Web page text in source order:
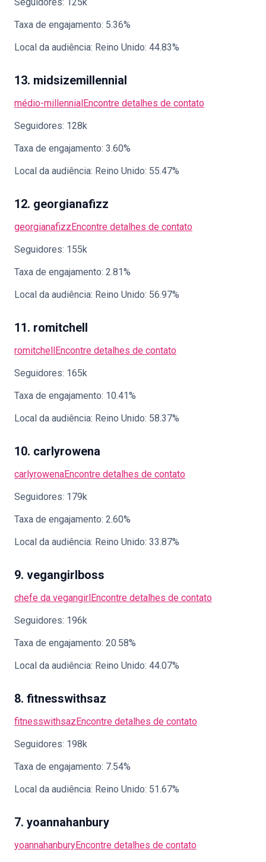
Taxa de engajamento: 5.36%
Local da audiência: Reino Unido: 44.83%
13. midsizemillennial
médio-millennialEncontre detalhes de contato
Seguidores: 128k
Taxa de engajamento: 3.60%
Local da audiência: Reino Unido: 55.47%
12. georgianafizz
georgianafizzEncontre detalhes de contato
Seguidores: 155k
Taxa de engajamento: 2.81%
Local da audiência: Reino Unido: 56.97%
11. romitchell
romitchellEncontre detalhes de contato
Seguidores: 165k
Taxa de engajamento: 10.41%
Local da audiência: Reino Unido: 58.37%
10. carlyrowena
carlyrowenaEncontre detalhes de contato
Seguidores: 179k
Taxa de engajamento: 2.60%
Local da audiência: Reino Unido: 33.87%
9. vegangirlboss
chefe da vegangirlEncontre detalhes de contato
Seguidores: 196k
Taxa de engajamento: 20.58%
Local da audiência: Reino Unido: 44.07%
8. fitnesswithsaz
fitnesswithsazEncontre detalhes de contato
Seguidores: 198k
Taxa de engajamento: 7.54%
Local da audiência: Reino Unido: 51.67%
7. yoannahanbury
yoannahanburyEncontre detalhes de contato